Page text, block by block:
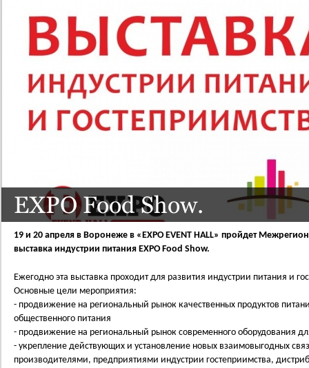
EXPO Food Show.
19 и 20 апреля в Воронеже в «EXPO EVENT HALL» пройдет
выставка индустрии питания EXPO Food Show.
Ежегодно эта выставка проходит для развития индустрии питания и
Основные цели мероприятия:
- продвижение на региональный рынок качественных продуктов
общественного питания
- продвижение на региональный рынок современного оборудования
- укрепление действующих и установление новых взаимовыгодных
производителями, предприятиями индустрии гостеприимства,